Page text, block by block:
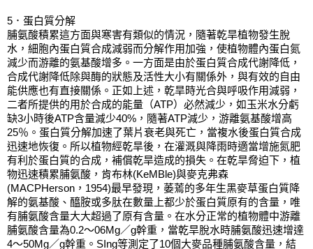
5．蛋白質分解
脯氨酸積累這方面與寒害有類似的情況，隨著乾旱植物發生脫
水，細胞內蛋白質合成減弱而分解作用加強，使植物體內蛋白氮
減少而游離的氨基酸增多。一方面是由於蛋白質合成代謝降低，
合成代謝降低除與酶的狀態及活性大小有關係外，與有效的自由
能供應也有直接關係。正如上述，乾旱時光合與呼吸作用減弱，
二者所提供的用於合成的能量（ATP）必然減少，如玉米水分虧
缺3小時後ATP含量減少40%，隨著ATP減少，游離氨基酸增高
25％。蛋白質分解加速了葉片衰老與死亡，當複水後蛋白質合成
迅速地恢復。所以植物經乾旱後，在灌溉與降雨時適當增施氮肥
有利於蛋白質的合成，補償乾旱造成的損失。在乾旱脅迫下，植
物迅速積累脯氨酸，肯布林(KeMBle)與麥克弗森
(MACPHerson，1954)最早發現，萎蔫的多年生黑麥草蛋白質降
解的氨基酸、醯胺或多肽在數量上都少於蛋白質原有的含量，唯
有脯氨酸含量大大超過了原有含量。在水分正常的植物體中游離
脯氨酸含量為0.2～06Mg／g幹重，當乾旱脫水時脯氨酸迅速增達
4～50Mg／g幹重。SIng等測定了10個大麥品種脯氨酸含量，結